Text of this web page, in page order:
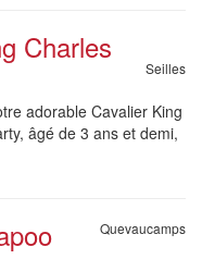
Charles
Seilles
adorable Cavalier King
âgé de 3 ans et demi,
Quevaucamps